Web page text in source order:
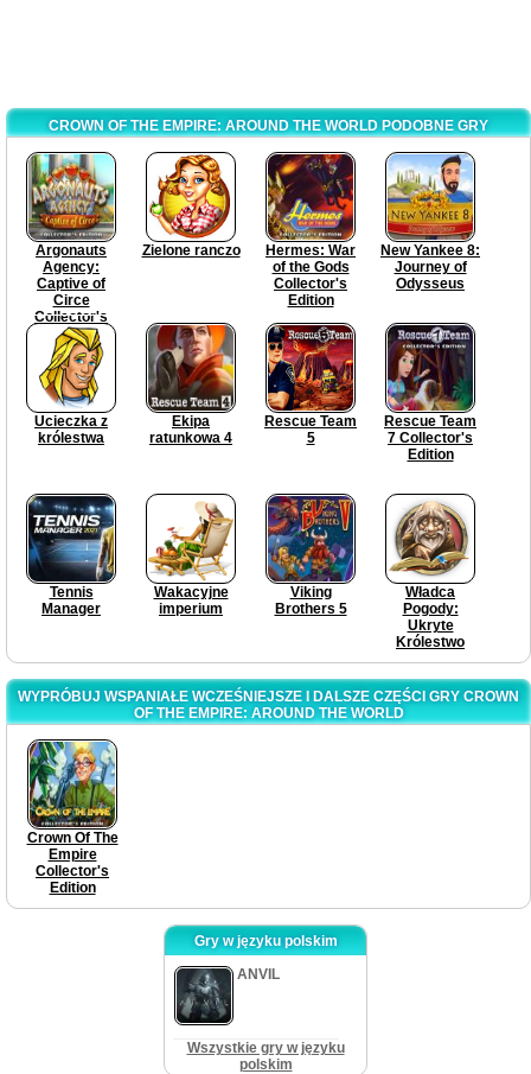
CROWN OF THE EMPIRE: AROUND THE WORLD PODOBNE GRY
Argonauts
Agency:
Captive of
Circe
Collector's
Edition
Zielone ranczo
Hermes: War
of the Gods
Collector's
Edition
New Yankee 8:
Journey of
Odysseus
Ucieczka z
królestwa
Ekipa
ratunkowa 4
Rescue Team
5
Rescue Team
7 Collector's
Edition
Tennis
Manager
Wakacyjne
imperium
Viking
Brothers 5
Władca
Pogody:
Ukryte
Królestwo
WYPRÓBUJ WSPANIAŁE WCZEŚNIEJSZE I DALSZE CZĘŚCI GRY CROWN
OF THE EMPIRE: AROUND THE WORLD
Crown Of The
Empire
Collector's
Edition
Gry w języku polskim
ANVIL
Wszystkie gry w języku
polskim